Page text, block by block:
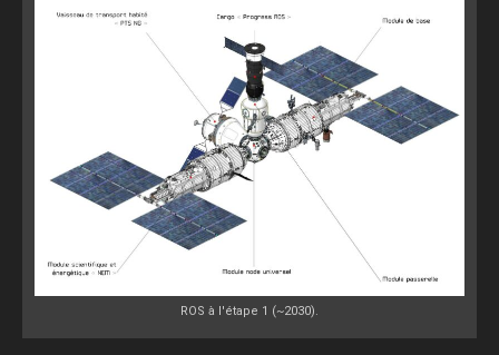
ROS à l'étape 1 (~2030).